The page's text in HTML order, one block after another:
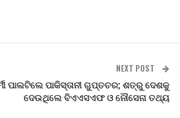
NEXT POST
ପାଲଟିଲେ ପାକିସ୍ତାନୀ ଗୁପ୍ତଚର; ଶତ୍ରୁ ଦେଶକୁ
ଦେଉଥିଲେ ବିଏଏସଏଫ ଓ ନୌସେନା ତଥ୍ୟ